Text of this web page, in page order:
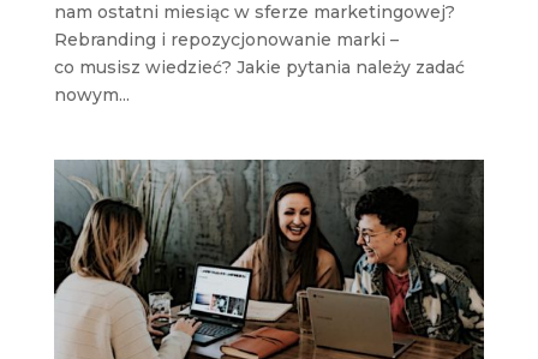
nam ostatni miesiąc w sferze marketingowej?
Rebranding i repozycjonowanie marki –
co musisz wiedzieć? Jakie pytania należy zadać
nowym...